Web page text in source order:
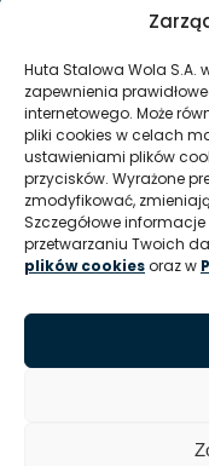
Huta Stalowa Wola S.A.
zapewnienia
internetowego. Może
pliki cookies w celach
ustawieniami plików
przycisków. Wyrażone
zmodyfikować,
Szczegółowe
przetwarzaniu Twoich
plików cookiesoraz w
Nr KRS: 0000004324
REGON: 830005443
Sąd Rejonowy w
Krajowego Rejestru
Kapitał Zakładowy: 332
Huta Stalowa Wola
ul. Lipińskiego 109
REGON Oddziału
T: